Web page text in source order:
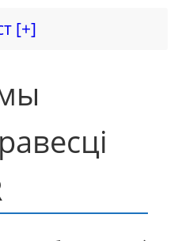
[+]